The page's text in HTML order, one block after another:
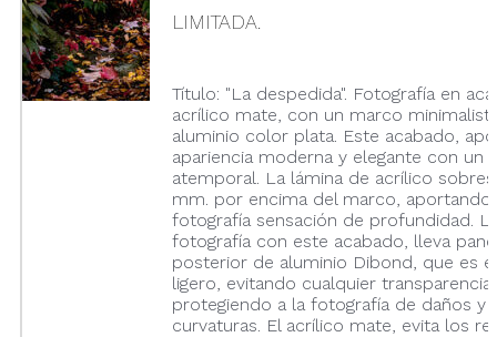
LIMITADA.
Título: "La despedida". Fotografía en
acrílico mate, con un marco
aluminio color plata. Este acabado,
apariencia moderna y elegante con un
atemporal. La lámina de acrílico
mm. por encima del marco, aportando
fotografía sensación de profundidad.
fotografía con este acabado, lleva
posterior de aluminio Dibond, que es
ligero, evitando cualquier
protegiendo a la fotografía de daños y
curvaturas. El acrílico mate, evita los